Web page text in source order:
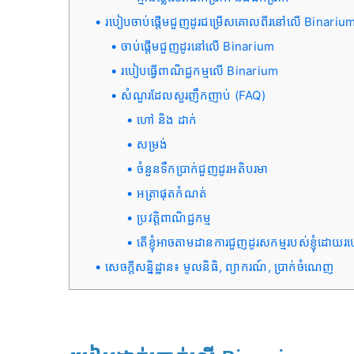
របៀបចាប់ផ្តើមជួញដូរជម្រើសគោលពីរនៅលើ Binarium
ចាប់ផ្តើមជួញដូរនៅលើ Binarium
របៀបធ្វើពាណិជ្ជកម្មលើ Binarium
សំណួរដែលសួរញឹកញាប់ (FAQ)
ហៅ និង ដាក់
សម្រង់
ចំនួនទឹកប្រាក់ជួញដូរអតិបរមា
អត្រាផុតកំណត់
ប្រវត្តិពាណិជ្ជកម្ម
តើខ្ញុំអាចតាមដានការជួញដូរសកម្មរបស់ខ្ញុំដោយ
សេចក្តីសន្និដ្ឋាន៖ មូលនិធិ, ព្យាករណ៍, ប្រាក់ចំណេញ